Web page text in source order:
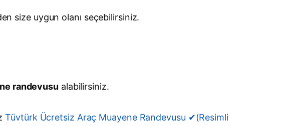
size uygun olanı seçebilirsiniz.
randevusu alabilirsiniz.
Tüvtürk Ücretsiz Araç Muayene Randevusu ✔(Resimli